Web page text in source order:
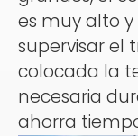
es muy alto
supervisar el
colocada la
necesaria
ahorra